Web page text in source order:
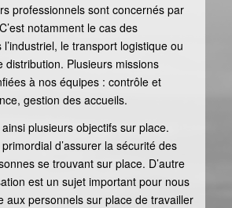
professionnels sont concernés par
notamment le cas des
le transport logistique ou
distribution. Plusieurs missions
à nos équipes : contrôle et
gestion des accueils.
plusieurs objectifs sur place.
d’assurer la sécurité des
se trouvant sur place. D’autre
est un sujet important pour nous
aux personnels sur place de travailler